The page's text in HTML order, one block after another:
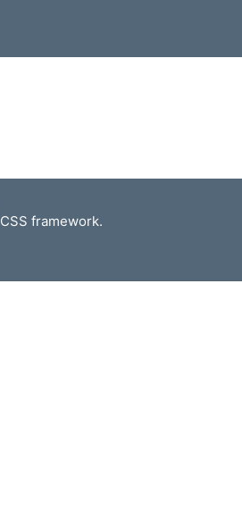
CSS framework.